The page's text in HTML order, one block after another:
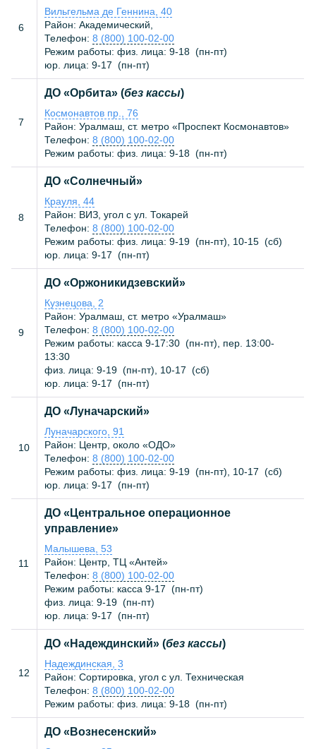
6
Вильгельма де Геннина, 40
Район: Академический,
Телефон: 8 (800) 100-02-00
Режим работы: физ. лица: 9-18(пн-пт)
юр. лица: 9-17 (пн-пт)
7
ДО «Орбита» (без кассы)
Космонавтов пр., 76
Район: Уралмаш, ст. метро «Проспект Космонавтов»
Телефон: 8 (800) 100-02-00
Режим работы: физ. лица: 9-18(пн-пт)
8
ДО «Солнечный»
Крауля, 44
Район: ВИЗ, угол с ул. Токарей
Телефон: 8 (800) 100-02-00
Режим работы: физ. лица: 9-19(пн-пт), 10-15(сб)
юр. лица: 9-17 (пн-пт)
9
ДО «Оржоникидзевский»
Кузнецова, 2
Район: Уралмаш, ст. метро «Уралмаш»
Телефон: 8 (800) 100-02-00
Режим работы: касса 9-17:30(пн-пт), пер. 13:00-
13:30
физ. лица: 9-19(пн-пт), 10-17 (сб)
юр. лица: 9-17 (пн-пт)
10
ДО «Луначарский»
Луначарского, 91
Район: Центр, около «ОДО»
Телефон: 8 (800) 100-02-00
Режим работы: физ. лица: 9-19(пн-пт), 10-17 (сб)
юр. лица: 9-17 (пн-пт)
11
ДО «Центральное операционное
управление»
Малышева, 53
Район: Центр, ТЦ «Антей»
Телефон: 8 (800) 100-02-00
Режим работы: касса 9-17 (пн-пт)
физ. лица: 9-19(пн-пт)
юр. лица: 9-17 (пн-пт)
12
ДО «Надеждинский» (без кассы)
Надеждинская, 3
Район: Сортировка, угол с ул. Техническая
Телефон: 8 (800) 100-02-00
Режим работы: физ. лица: 9-18(пн-пт)
ДО «Вознесенский»